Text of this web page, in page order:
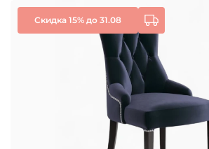
Скидка 15% до 31.08